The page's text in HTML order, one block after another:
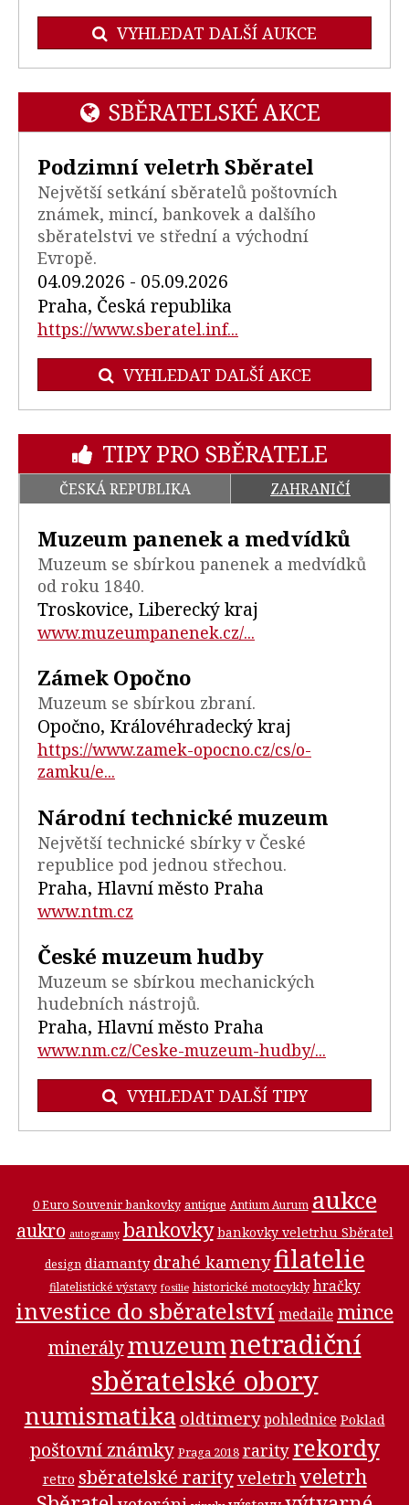
VYHLEDAT DALŠÍ AUKCE
SBĚRATELSKÉ AKCE
Podzimní veletrh Sběratel
Největší setkání sběratelů poštovních
známek, mincí, bankovek a dalšího
sběratelstvi ve střední a východní
Evropě.
04.09.2026 - 05.09.2026
Praha, Česká republika
https://www.sberatel.inf...
VYHLEDAT DALŠÍ AKCE
TIPY PRO SBĚRATELE
ČESKÁ REPUBLIKA ZAHRANIČÍ
Muzeum panenek a medvídků
Muzeum se sbírkou panenek a medvídků
od roku 1840.
Troskovice, Liberecký kraj
www.muzeumpanenek.cz/...
Zámek Opočno
Muzeum se sbírkou zbraní.
Opočno, Královéhradecký kraj
https://www.zamek-opocno.cz/cs/o-
zamku/e...
Národní technické muzeum
Největší technické sbírky v České
republice pod jednou střechou.
Praha, Hlavní město Praha
www.ntm.cz
České muzeum hudby
Muzeum se sbírkou mechanických
hudebních nástrojů.
Praha, Hlavní město Praha
www.nm.cz/Ceske-muzeum-hudby/...
VYHLEDAT DALŠÍ TIPY
0 Euro Souvenir bankovky antique Antium Aurum aukce
aukro autogramy bankovky bankovky veletrhu Sběratel
design diamanty drahé kamenyfilatelie
filatelistické výstavy fosilie historické motocykly hračky
investice do sběratelství medaile mince
minerálymuzeumnetradiční
sběratelské obory
numismatika oldtimery pohlednice Poklad
poštovní známky Praga 2018 rarity rekordy
retro sběratelské rarityveletrhveletrh